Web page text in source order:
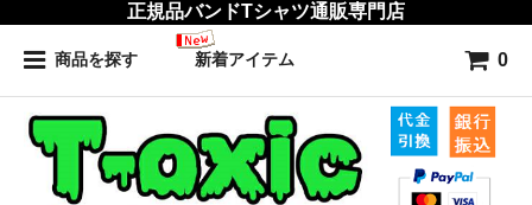
正規品バンドTシャツ通販専門店
商品を探す 新着アイテム 0